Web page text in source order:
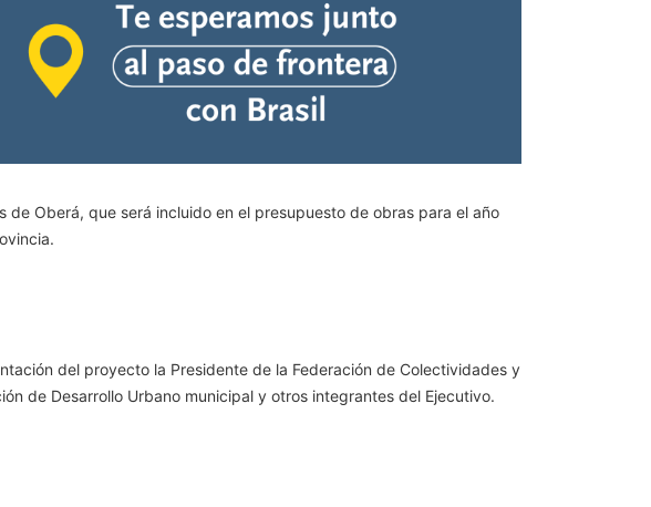
Oberá, que será incluido en el presupuesto de obras para el año
del proyecto la Presidente de la Federación de Colectividades y
de Desarrollo Urbano municipal y otros integrantes del Ejecutivo.